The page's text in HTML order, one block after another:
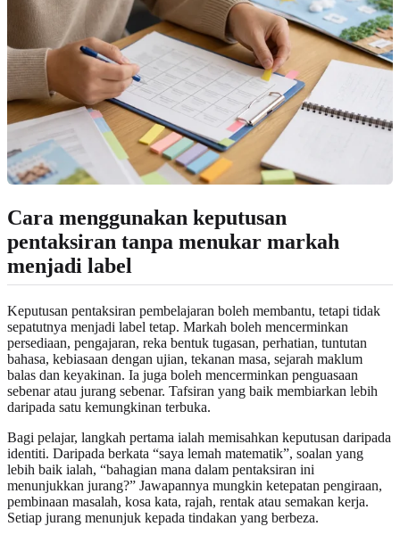
Cara menggunakan keputusan
pentaksiran tanpa menukar markah
menjadi label
Keputusan pentaksiran pembelajaran boleh membantu, tetapi tidak
sepatutnya menjadi label tetap. Markah boleh mencerminkan
persediaan, pengajaran, reka bentuk tugasan, perhatian, tuntutan
bahasa, kebiasaan dengan ujian, tekanan masa, sejarah maklum
balas dan keyakinan. Ia juga boleh mencerminkan penguasaan
sebenar atau jurang sebenar. Tafsiran yang baik membiarkan lebih
daripada satu kemungkinan terbuka.
Bagi pelajar, langkah pertama ialah memisahkan keputusan daripada
identiti. Daripada berkata “saya lemah matematik”, soalan yang
lebih baik ialah, “bahagian mana dalam pentaksiran ini
menunjukkan jurang?” Jawapannya mungkin ketepatan pengiraan,
pembinaan masalah, kosa kata, rajah, rentak atau semakan kerja.
Setiap jurang menunjuk kepada tindakan yang berbeza.